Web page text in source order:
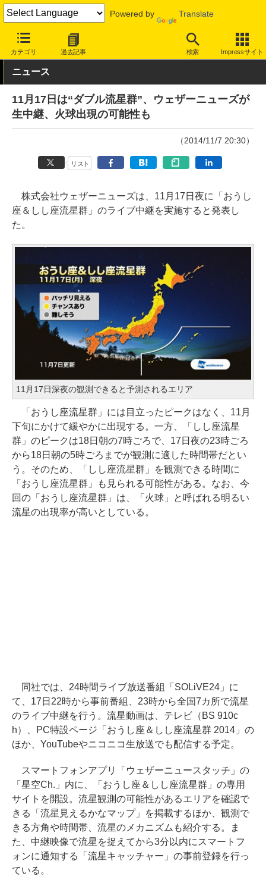
Powered by Translate
カテゴリ 過去記事 検索 Impressサイト
INTERNET Watch トピック
ニュース
11月17日は“ダブル流星群”、ウェザーニューズが
生中継、火球出現の可能性も
（2014/11/7 20:30）
リスト
株式会社ウェザーニューズは、11月17日夜に「おうし
座＆しし座流星群」のライブ中継を実施すると発表し
た。
11月17日深夜の観測できると予測されるエリア
「おうし座流星群」には目立ったピークはなく、11月
下旬にかけて緩やかに出現する。一方、「しし座流星
群」のピークは18日朝の7時ごろで、17日夜の23時ごろ
から18日朝の5時ごろまでが観測に適した時間帯だとい
う。そのため、「しし座流星群」を観測できる時間に
「おうし座流星群」も見られる可能性がある。なお、今
回の「おうし座流星群」は、「火球」と呼ばれる明るい
流星の出現率が高いとしている。
同社では、24時間ライブ放送番組「SOLiVE24」に
て、17日22時から事前番組、23時から全国7カ所で流星
のライブ中継を行う。流星動画は、テレビ（BS 910c
h）、PC特設ページ「おうし座＆しし座流星群 2014」の
ほか、YouTubeやニコニコ生放送でも配信する予定。
スマートフォンアプリ「ウェザーニュースタッチ」の
「星空Ch.」内に、「おうし座＆しし座流星群」の専用
サイトを開設。流星観測の可能性があるエリアを確認で
きる「流星見えるかなマップ」を掲載するほか、観測で
きる方角や時間帯、流星のメカニズムも紹介する。ま
た、中継映像で流星を捉えてから3分以内にスマートフ
ォンに通知する「流星キャッチャー」の事前登録を行っ
ている。